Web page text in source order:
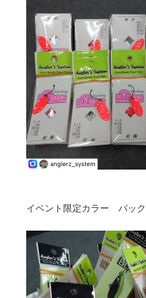
イベント限定カラー バッ